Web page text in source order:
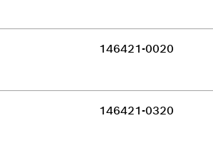
146421-0020
146421-0320